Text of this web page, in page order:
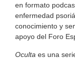
en formato
enfermedad
conocimiento y
apoyo del Foro
Oculta es una